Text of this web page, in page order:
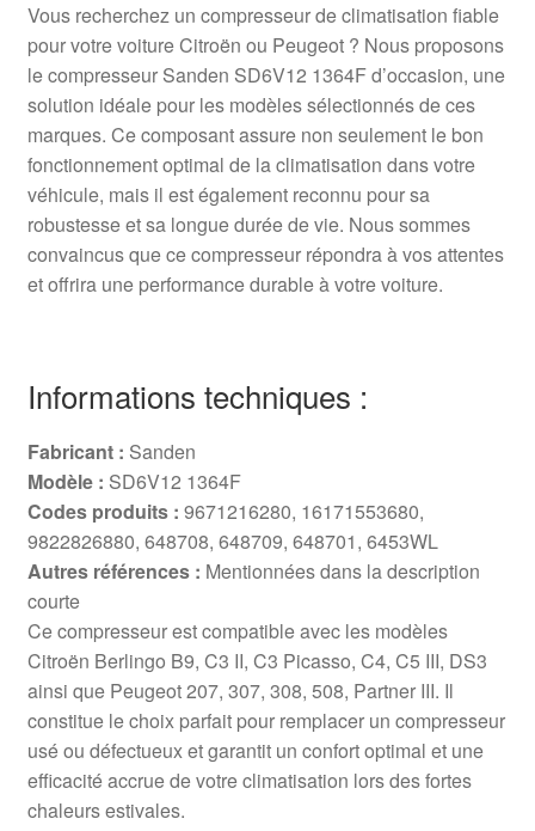
Vous recherchez un compresseur de climatisation fiable
pour votre voiture Citroën ou Peugeot ? Nous proposons
le compresseur Sanden SD6V12 1364F d’occasion, une
solution idéale pour les modèles sélectionnés de ces
marques. Ce composant assure non seulement le bon
fonctionnement optimal de la climatisation dans votre
véhicule, mais il est également reconnu pour sa
robustesse et sa longue durée de vie. Nous sommes
convaincus que ce compresseur répondra à vos attentes
et offrira une performance durable à votre voiture.
Informations techniques :
Fabricant : Sanden
Modèle : SD6V12 1364F
Codes produits : 9671216280, 16171553680,
9822826880, 648708, 648709, 648701, 6453WL
Autres références : Mentionnées dans la description
courte
Ce compresseur est compatible avec les modèles
Citroën Berlingo B9, C3 II, C3 Picasso, C4, C5 III, DS3
ainsi que Peugeot 207, 307, 308, 508, Partner III. Il
constitue le choix parfait pour remplacer un compresseur
usé ou défectueux et garantit un confort optimal et une
efficacité accrue de votre climatisation lors des fortes
chaleurs estivales.